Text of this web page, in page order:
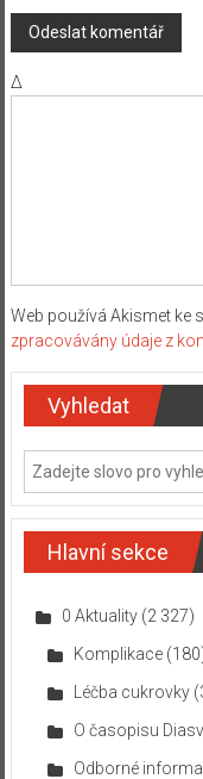
Δ
Web používá Akismet ke
zpracovávány údaje z
Vyhledat
Hlavní sekce
0 Aktuality(2 327)
Komplikace
Léčba cukrovky
O časopisu
Odborné